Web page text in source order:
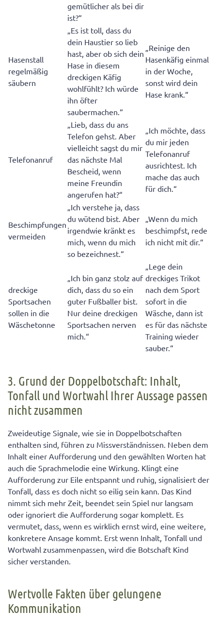
gemütlicher als bei dir
ist?“
Hasenstall
regelmäßig
säubern
„Es ist toll, dass du
dein Haustier so lieb
hast, aber ob sich dein
Hase in diesem
dreckigen Käfig
wohlfühlt? Ich würde
ihn öfter
saubermachen.“
„Reinige den
Hasenkäfig einmal
in der Woche,
sonst wird dein
Hase krank.“
Telefonanruf
„Lieb, dass du ans
Telefon gehst. Aber
vielleicht sagst du mir
das nächste Mal
Bescheid, wenn
meine Freundin
angerufen hat?“
„Ich möchte, dass
du mir jeden
Telefonanruf
ausrichtest. Ich
mache das auch
für dich.“
Beschimpfungen
vermeiden
„Ich verstehe ja, dass
du wütend bist. Aber
irgendwie kränkt es
mich, wenn du mich
so bezeichnest.“
„Wenn du mich
beschimpfst, rede
ich nicht mit dir.“
dreckige
Sportsachen
sollen in die
Wäschetonne
„Ich bin ganz stolz auf
dich, dass du so ein
guter Fußballer bist.
Nur deine dreckigen
Sportsachen nerven
mich.“
„Lege dein
dreckiges Trikot
nach dem Sport
sofort in die
Wäsche, dann ist
es für das nächste
Training wieder
sauber.“
3. Grund der Doppelbotschaft: Inhalt,
Tonfall und Wortwahl Ihrer Aussage passen
nicht zusammen
Zweideutige Signale, wie sie in Doppelbotschaften
enthalten sind, führen zu Missverständnissen. Neben dem
Inhalt einer Aufforderung und den gewählten Worten hat
auch die Sprachmelodie eine Wirkung. Klingt eine
Aufforderung zur Eile entspannt und ruhig, signalisiert der
Tonfall, dass es doch nicht so eilig sein kann. Das Kind
nimmt sich mehr Zeit, beendet sein Spiel nur langsam
oder ignoriert die Aufforderung sogar komplett. Es
vermutet, dass, wenn es wirklich ernst wird, eine weitere,
konkretere Ansage kommt. Erst wenn Inhalt, Tonfall und
Wortwahl zusammenpassen, wird die Botschaft Kind
sicher verstanden.
Wertvolle Fakten über gelungene
Kommunikation